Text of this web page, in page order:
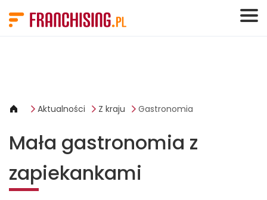
Aktualności Z kraju Gastronomia
Mała gastronomia z
zapiekankami